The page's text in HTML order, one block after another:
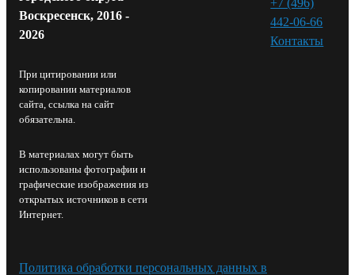
Воскресенск, 2016 -
2026
При цитировании или
копировании материалов
сайта, ссылка на сайт
обязательна.
В материалах могут быть
использованы фотографии и
графические изображения из
открытых источников в сети
Интернет.
442-06-66
Контакты⁠
Политика обработки персональных данных в